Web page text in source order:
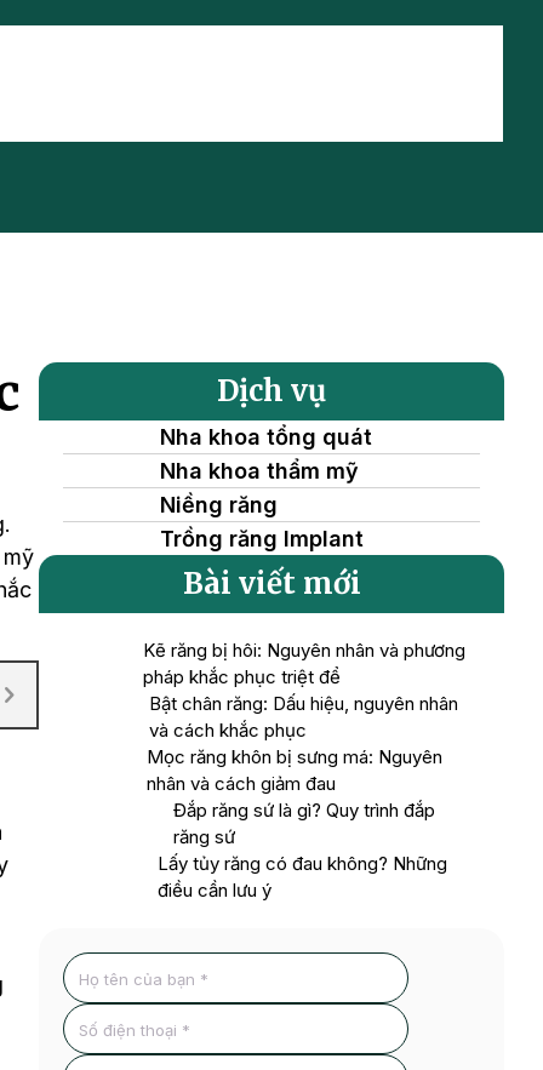
Dịch vụ
Nha khoa tổng quát
Nha khoa thẩm mỹ
Niềng răng
Trồng răng Implant
Bài viết mới
Kẽ răng bị hôi: Nguyên nhân và phương
pháp khắc phục triệt để
Bật chân răng: Dấu hiệu, nguyên nhân
và cách khắc phục
Mọc răng khôn bị sưng má: Nguyên
nhân và cách giảm đau
Đắp răng sứ là gì? Quy trình đắp
răng sứ
Lấy tủy răng có đau không? Những
điều cần lưu ý